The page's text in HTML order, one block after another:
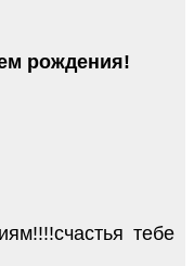
рождения!
тебе